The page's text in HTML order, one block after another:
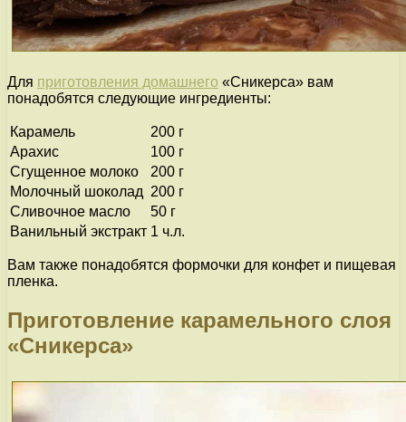
Для приготовления домашнего «Сникерса» вам
понадобятся следующие ингредиенты:
Карамель
200 г
Арахис
100 г
Сгущенное молоко
200 г
Молочный шоколад 200 г
Сливочное масло
50 г
Ванильный экстракт 1 ч.л.
Вам также понадобятся формочки для конфет и пищевая
пленка.
Приготовление карамельного слоя
«Сникерса»